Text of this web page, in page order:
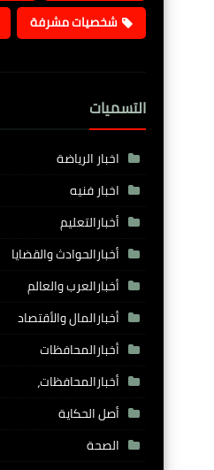
شخصيات مشرفة
التسميات
اخبار الرياضة
اخبار فنيه
أخبارالتعليم
أخبارالحوادث والقضايا
أخبارالعرب والعالم
أخبارالمال والأقتصاد
أخبارالمحافظات
أخبارالمحافظات،
أصل الحكاية
الصحة